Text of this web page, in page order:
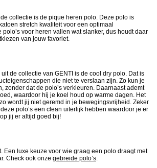
collectie is de pique heren polo. Deze polo is
stretch kwaliteit voor een optimaal
voor heren vallen wat slanker, dus houdt daar
van jouw favoriet.
de collectie van GENTI is de cool dry polo. Dat is
die niet te verslaan zijn. Zo kun je
zonder dat de polo’s verkleuren. Daarnaast ademt
waardoor hij je koel houd op warme dagen. Het
wordt jij niet geremd in je bewegingsvrijheid. Zeker
polo’s een clean uiterlijk hebben waardoor je er
jij er altijd goed bij!
Een luxe keuze voor wie graag een polo draagt met
Check ook onze gebreide polo’s.